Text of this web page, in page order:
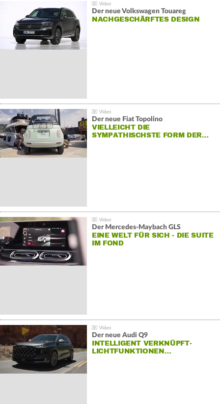
Der neue Volkswagen Touareg
NACHGESCHÄRFTES DESIGN
Der neue Fiat Topolino
VIELLEICHT DIE
SYMPATHISCHSTE FORM DER…
Der Mercedes‑Maybach GLS
EINE WELT FÜR SICH - DIE SUITE
IM FOND
Der neue Audi Q9
INTELLIGENT VERKNÜPFT-
LICHTFUNKTIONEN…